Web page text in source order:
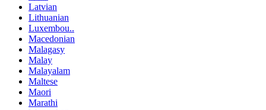
Latvian
Lithuanian
Luxembou..
Macedonian
Malagasy
Malay
Malayalam
Maltese
Maori
Marathi